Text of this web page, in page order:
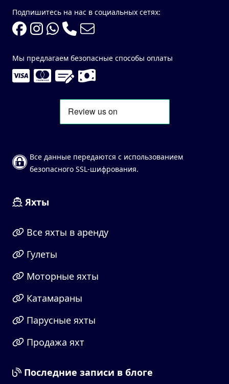
Подпишитесь на нас в социальных сетях:
Мы предлагаем безопасные способы оплаты
Все данные передаются с использованием
безопасного SSL-шифрования.
Яхты
Все яхты в аренду
Гулеты
Моторные яхты
Катамараны
Парусные яхты
Продажа яхт
Последние записи в блоге